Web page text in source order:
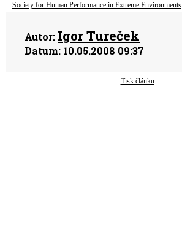
Society for Human Performance in Extreme Environments
Autor: Igor Tureček
Datum: 10.05.2008 09:37
Tisk článku